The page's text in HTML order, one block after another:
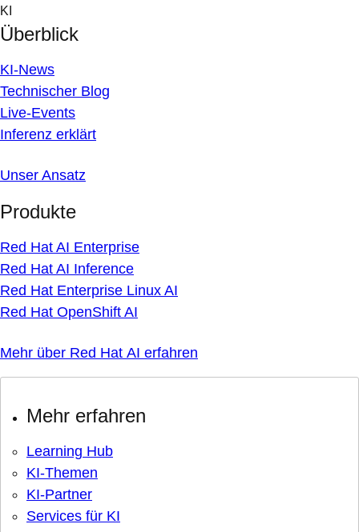
Skip
to
content
KI
Überblick
KI-News
Technischer Blog
Live-Events
Inferenz erklärt
Unser Ansatz
Produkte
Red Hat AI Enterprise
Red Hat AI Inference
Red Hat Enterprise Linux AI
Red Hat OpenShift AI
Mehr über Red Hat AI erfahren
Mehr erfahren
Learning Hub
KI-Themen
KI-Partner
Services für KI